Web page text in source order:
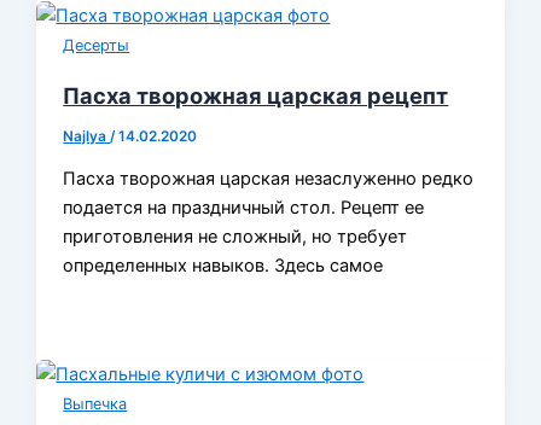
Десерты
Пасха творожная царская рецепт
Najlya /14.02.2020
Пасха творожная царская незаслуженно редко
подается на праздничный стол. Рецепт ее
приготовления не сложный, но требует
определенных навыков. Здесь самое
Выпечка